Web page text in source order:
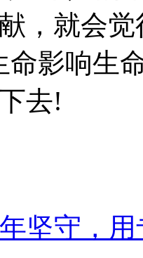
，就会
命影响生
去!
坚守，